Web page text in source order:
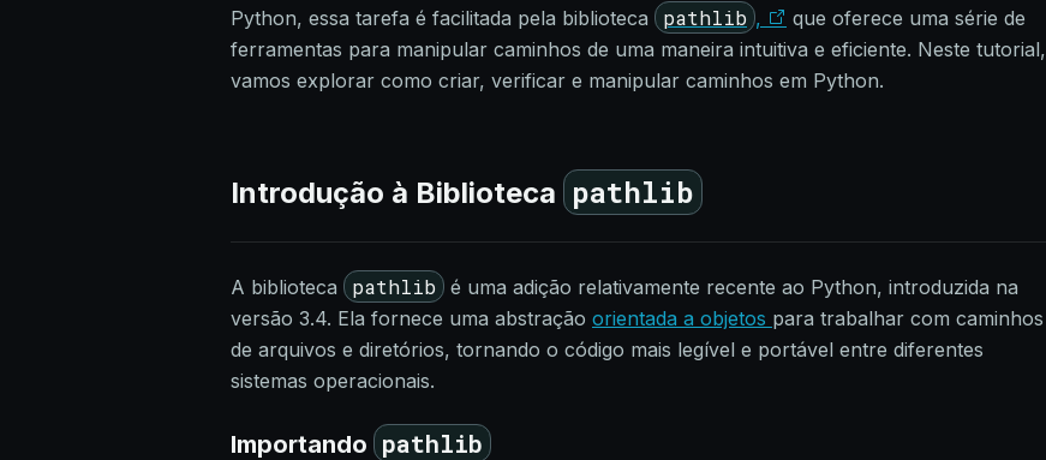
Python, essa tarefa é facilitada pela biblioteca
pathlib ,
que oferece uma série de
ferramentas para manipular caminhos de uma maneira intuitiva e eficiente. Neste tutorial,
vamos explorar como criar, verificar e manipular caminhos em Python.
Introdução à Biblioteca pathlib
A biblioteca pathlib é uma adição relativamente recente ao Python, introduzida na
versão 3.4. Ela fornece uma abstração orientada a objetos para trabalhar com caminhos
de arquivos e diretórios, tornando o código mais legível e portável entre diferentes
sistemas operacionais.
Importando pathlib